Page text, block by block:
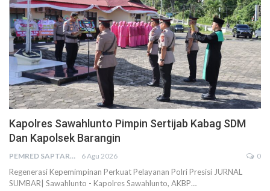
Kapolres Sawahlunto Pimpin Sertijab Kabag SDM
Dan Kapolsek Barangin
PEMRED SAPTARIUS 6 Agu 2026 0
Regenerasi Kepemimpinan Perkuat Pelayanan Polri Presisi JURNAL
SUMBAR| Sawahlunto - Kapolres Sawahlunto, AKBP…